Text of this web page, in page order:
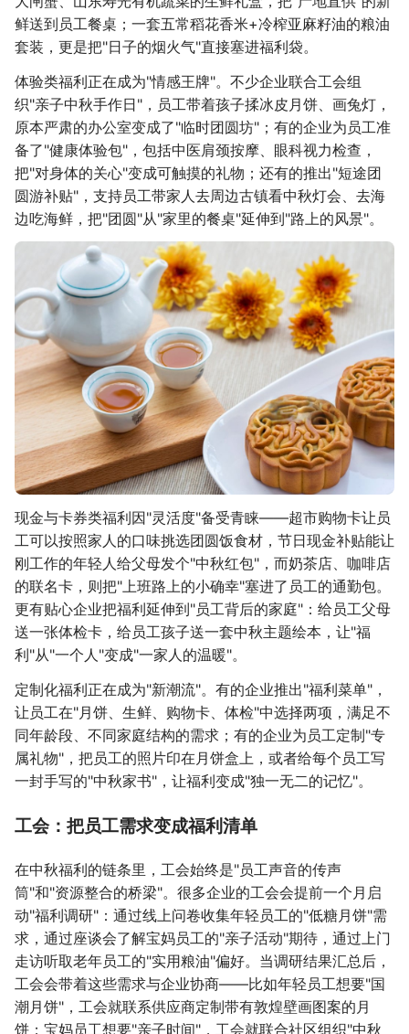
鲜送到员工餐桌；一套五常稻花香米+冷榨亚麻籽油的粮油
套装，更是把"日子的烟火气"直接塞进福利袋。
体验类福利正在成为"情感王牌"。不少企业联合工会组
织"亲子中秋手作日"，员工带着孩子揉冰皮月饼、画兔灯，
原本严肃的办公室变成了"临时团圆坊"；有的企业为员工准
备了"健康体验包"，包括中医肩颈按摩、眼科视力检查，
把"对身体的关心"变成可触摸的礼物；还有的推出"短途团
圆游补贴"，支持员工带家人去周边古镇看中秋灯会、去海
边吃海鲜，把"团圆"从"家里的餐桌"延伸到"路上的风景"。
现金与卡券类福利因"灵活度"备受青睐——超市购物卡让员
工可以按照家人的口味挑选团圆饭食材，节日现金补贴能让
刚工作的年轻人给父母发个"中秋红包"，而奶茶店、咖啡店
的联名卡，则把"上班路上的小确幸"塞进了员工的通勤包。
更有贴心企业把福利延伸到"员工背后的家庭"：给员工父母
送一张体检卡，给员工孩子送一套中秋主题绘本，让"福
利"从"一个人"变成"一家人的温暖"。
定制化福利正在成为"新潮流"。有的企业推出"福利菜单"，
让员工在"月饼、生鲜、购物卡、体检"中选择两项，满足不
同年龄段、不同家庭结构的需求；有的企业为员工定制"专
属礼物"，把员工的照片印在月饼盒上，或者给每个员工写
一封手写的"中秋家书"，让福利变成"独一无二的记忆"。
工会：把员工需求变成福利清单
在中秋福利的链条里，工会始终是"员工声音的传声
筒"和"资源整合的桥梁"。很多企业的工会会提前一个月启
动"福利调研"：通过线上问卷收集年轻员工的"低糖月饼"需
求，通过座谈会了解宝妈员工的"亲子活动"期待，通过上门
走访听取老年员工的"实用粮油"偏好。当调研结果汇总后，
工会会带着这些需求与企业协商——比如年轻员工想要"国
潮月饼"，工会就联系供应商定制带有敦煌壁画图案的月
饼；宝妈员工想要"亲子时间"，工会就联合社区组织"中秋